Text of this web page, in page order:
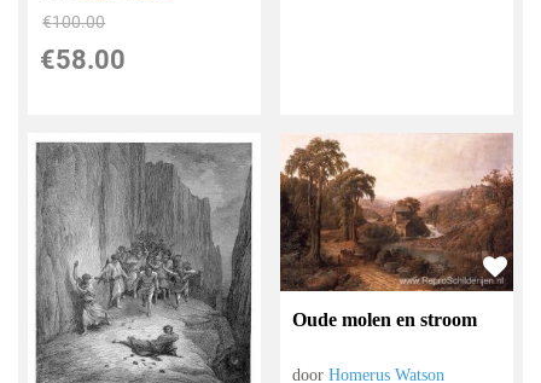
€100.00
€58.00
Oude molen en stroom
doorHomerus Watson